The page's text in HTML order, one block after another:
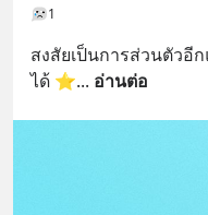
1
สงสัยเป็นการส่วนตัวอี
ได้ ⭐️... อ่านต่อ